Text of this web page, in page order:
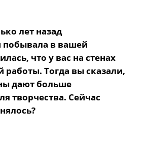
лет назад
побывала в вашей
что у вас на стенах
Тогда вы сказали,
дают больше
творчества. Сейчас